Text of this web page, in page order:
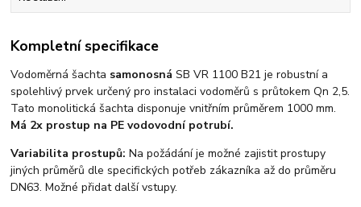
Kompletní specifikace
Vodoměrná šachta samonosná SB VR 1100 B21 je robustní a
spolehlivý prvek určený pro instalaci vodoměrů s průtokem Qn 2,5.
Tato monolitická šachta disponuje vnitřním průměrem 1000 mm.
Má 2x prostup na PE vodovodní potrubí.
Variabilita prostupů: Na požádání je možné zajistit prostupy
jiných průměrů dle specifických potřeb zákazníka až do průměru
DN63. Možné přidat další vstupy.